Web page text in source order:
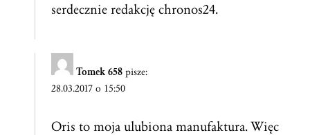
serdecznie redakcję chronos24.
Tomek 658 pisze:
28.03.2017 o 15:50
Oris to moja ulubiona manufaktura. Więc